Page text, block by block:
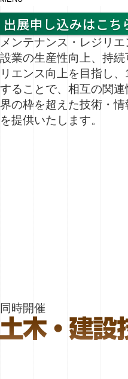
出展申し込みはこち
メンテナンス・レジリ
設業の生産性向上、持
リエンス向上を目指し
することで、相互の関
界の枠を超えた技術・
を提供いたします。
同時開催